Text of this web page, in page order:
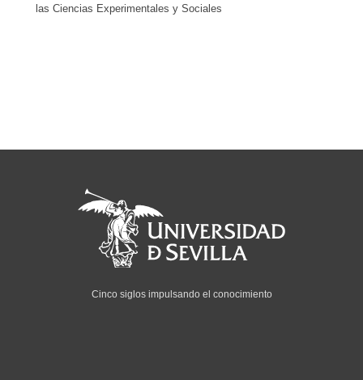
las Ciencias Experimentales y Sociales
Cinco siglos impulsando el conocimiento